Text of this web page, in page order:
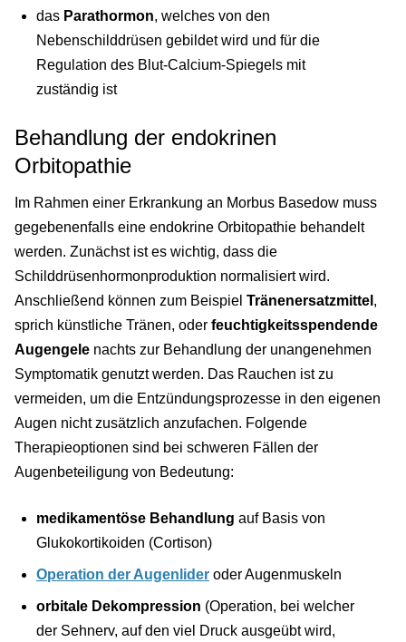
das Parathormon, welches von den
Nebenschilddrüsen gebildet wird und für die
Regulation des Blut-Calcium-Spiegels mit
zuständig ist
Behandlung der endokrinen
Orbitopathie
Im Rahmen einer Erkrankung an Morbus Basedow muss
gegebenenfalls eine endokrine Orbitopathie behandelt
werden. Zunächst ist es wichtig, dass die
Schilddrüsenhormonproduktion normalisiert wird.
Anschließend können zum Beispiel Tränenersatzmittel ,
sprich künstliche Tränen, oder feuchtigkeitsspendende
Augengele nachts zur Behandlung der unangenehmen
Symptomatik genutzt werden. Das Rauchen ist zu
vermeiden, um die Entzündungsprozesse in den eigenen
Augen nicht zusätzlich anzufachen. Folgende
Therapieoptionen sind bei schweren Fällen der
Augenbeteiligung von Bedeutung:
medikamentöse Behandlung auf Basis von
Glukokortikoiden (Cortison)
Operation der Augenlider oder Augenmuskeln
orbitale Dekompression (Operation, bei welcher
der Sehnerv, auf den viel Druck ausgeübt wird,